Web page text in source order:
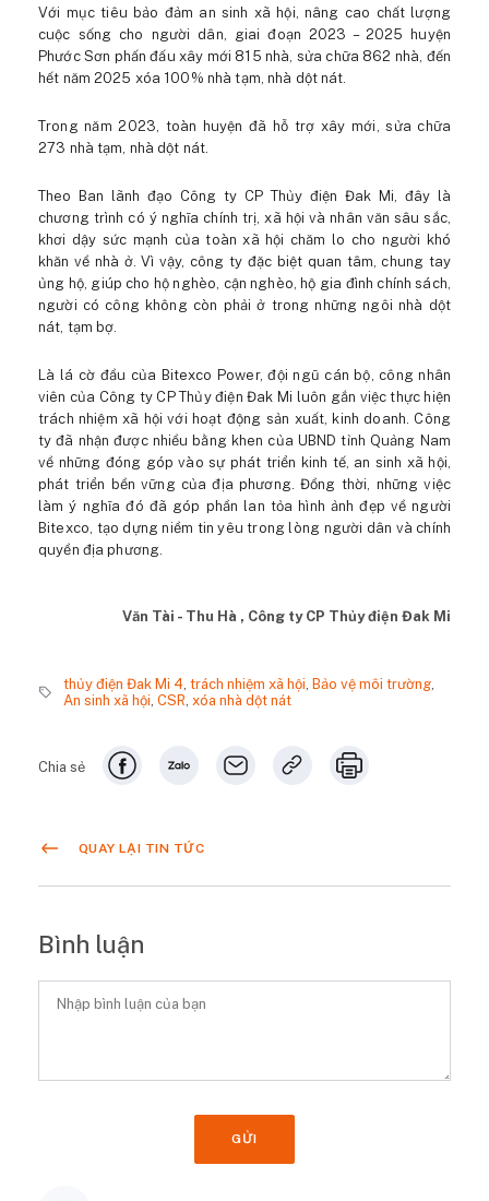
Với mục tiêu bảo đảm an sinh xã hội, nâng cao chất lượng
cuộc sống cho người dân, giai đoạn 2023 – 2025 huyện
Phước Sơn phấn đấu xây mới 815 nhà, sửa chữa 862 nhà, đến
hết năm 2025 xóa 100% nhà tạm, nhà dột nát.
Trong năm 2023, toàn huyện đã hỗ trợ xây mới, sửa chữa
273 nhà tạm, nhà dột nát.
Theo Ban lãnh đạo Công ty CP Thủy điện Đak Mi, đây là
chương trình có ý nghĩa chính trị, xã hội và nhân văn sâu sắc,
khơi dậy sức mạnh của toàn xã hội chăm lo cho người khó
khăn về nhà ở. Vì vậy, công ty đặc biệt quan tâm, chung tay
ủng hộ, giúp cho hộ nghèo, cận nghèo, hộ gia đình chính sách,
người có công không còn phải ở trong những ngôi nhà dột
nát, tạm bợ.
Là lá cờ đầu của Bitexco Power, đội ngũ cán bộ, công nhân
viên của Công ty CP Thủy điện Đak Mi luôn gắn việc thực hiện
trách nhiệm xã hội với hoạt động sản xuất, kinh doanh. Công
ty đã nhận được nhiều bằng khen của UBND tỉnh Quảng Nam
về những đóng góp vào sự phát triển kinh tế, an sinh xã hội,
phát triển bền vững của địa phương. Đồng thời, những việc
làm ý nghĩa đó đã góp phần lan tỏa hình ảnh đẹp về người
Bitexco, tạo dựng niềm tin yêu trong lòng người dân và chính
quyền địa phương.
Văn Tài - Thu Hà , Công ty CP Thủy điện Đak Mi
thủy điện Đak Mi 4 trách nhiệm xã hội Bảo vệ môi trường,
An sinh xã hội CSR xóa nhà dột nát
Chia sẻ
QUAY LẠI TIN TỨC
Bình luận
GỬI